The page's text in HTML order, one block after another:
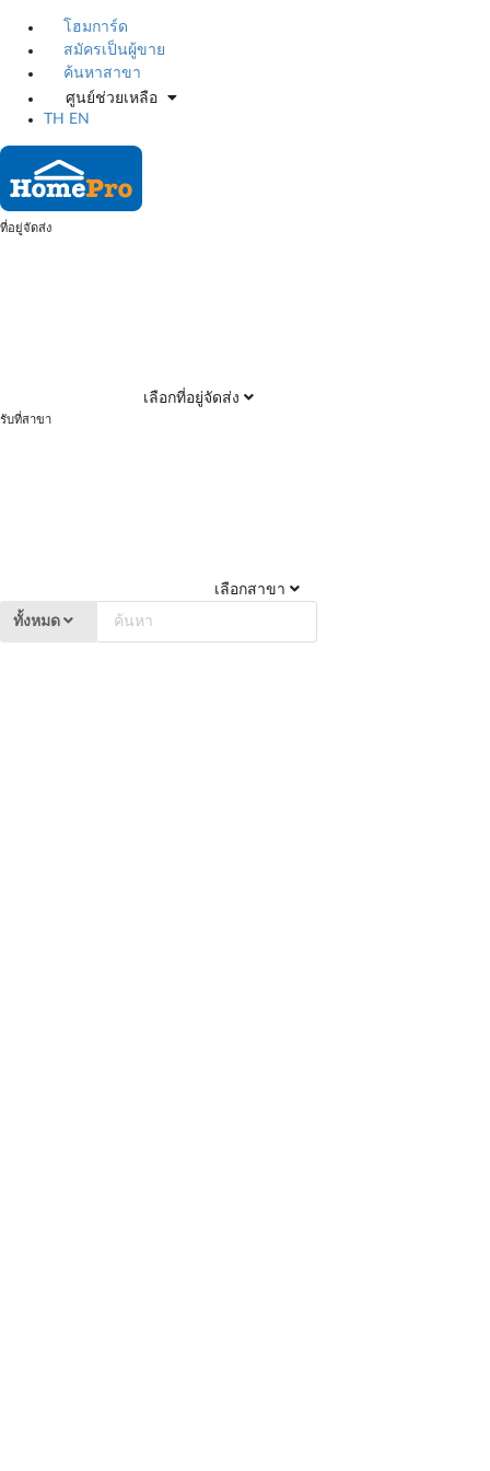
โฮมการ์ด
สมัครเป็นผู้ขาย
ค้นหาสาขา
ศูนย์ช่วยเหลือ
TH
EN
ที่อยู่จัดส่ง
เลือกที่อยู่จัดส่ง
รับที่สาขา
เลือกสาขา
ทั้งหมด